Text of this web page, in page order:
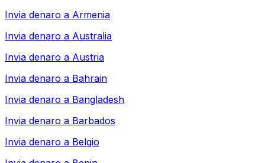
Invia denaro a Armenia
Invia denaro a Australia
Invia denaro a Austria
Invia denaro a Bahrain
Invia denaro a Bangladesh
Invia denaro a Barbados
Invia denaro a Belgio